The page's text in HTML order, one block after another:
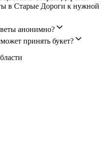
в Старые Дороги к нужной
анонимно?
принять букет?